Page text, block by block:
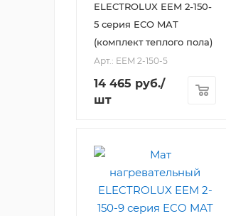
ELECTROLUX EEM 2-150-
5 серия ECO MAT
(комплект теплого пола)
Арт.: EEM 2-150-5
14 465 руб./
шт